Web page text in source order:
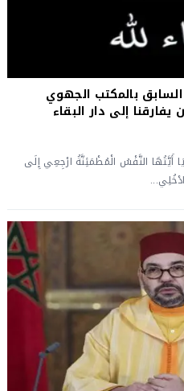
بالمكتب الجهوي
إلى دار البقاء
أَيَّتُهَا النَّفْسُ الْمُطْمَئِنَّةُ ارْجِعِي إِلَى